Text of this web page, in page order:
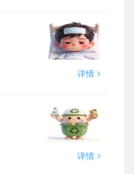
详情 >
详情 >